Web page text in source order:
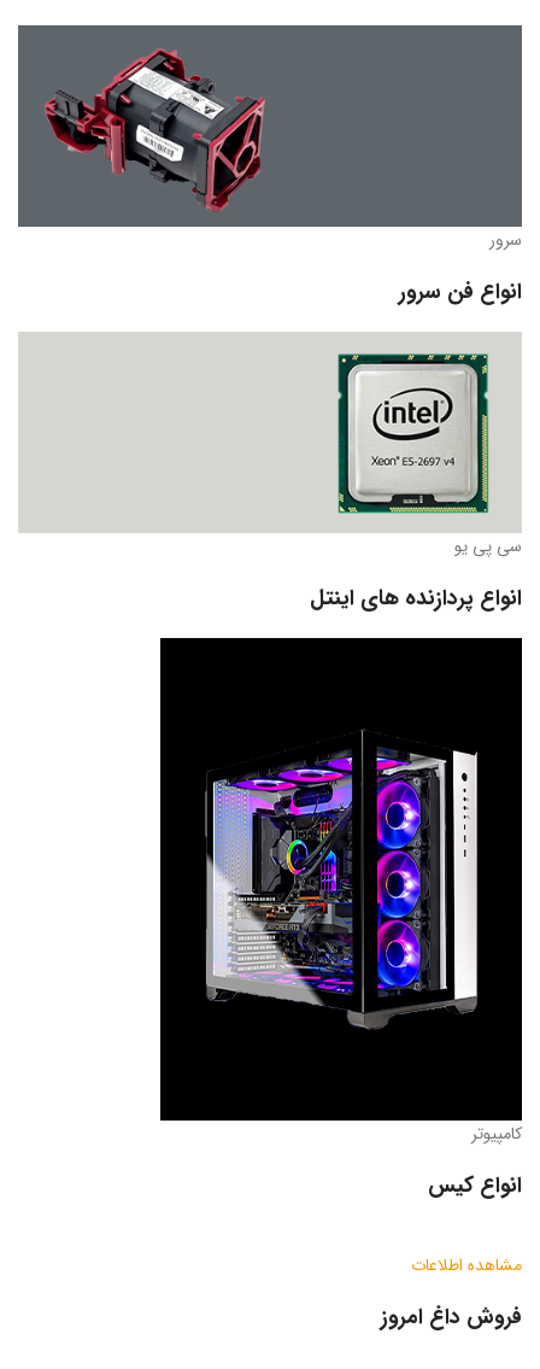
سرور
انواع فن سرور
سی پی یو
انواع پردازنده های اینتل
کامپیوتر
انواع کیس
مشاهده اطلاعات
فروش داغ امروز